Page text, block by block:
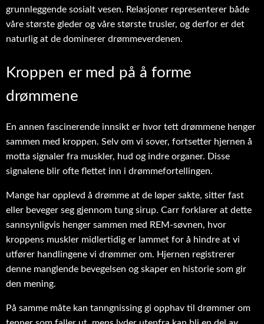
grunnleggende sosialt vesen. Relasjoner representerer både
våre største gleder og våre største trusler, og derfor er det
naturlig at de dominerer drømmeverdenen.
Kroppen er med på å forme
drømmene
En annen fascinerende innsikt er hvor tett drømmene henger
sammen med kroppen. Selv om vi sover, fortsetter hjernen å
motta signaler fra muskler, hud og indre organer. Disse
signalene blir ofte flettet inn i drømmefortellingen.
Mange har opplevd å drømme at de løper sakte, sitter fast
eller beveger seg gjennom tung sirup. Carr forklarer at dette
sannsynligvis henger sammen med REM-søvnen, hvor
kroppens muskler midlertidig er lammet for å hindre at vi
utfører handlingene vi drømmer om. Hjernen registrerer
denne manglende bevegelsen og skaper en historie som gir
den mening.
På samme måte kan tanngnissing gi opphav til drømmer om